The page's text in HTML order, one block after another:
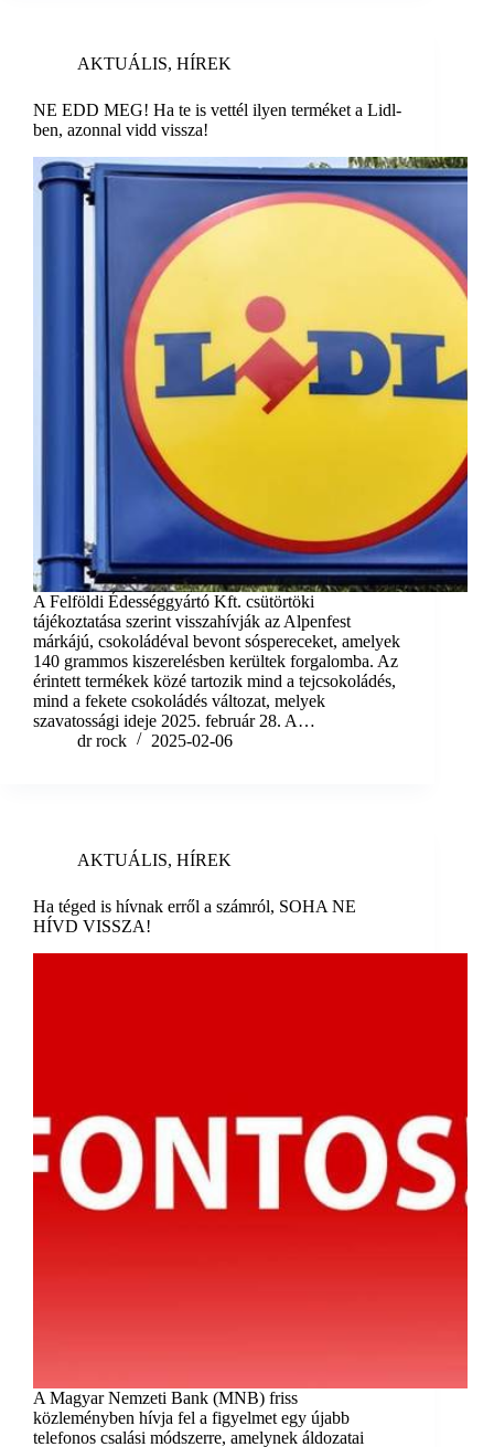
AKTUÁLIS, HÍREK
NE EDD MEG! Ha te is vettél ilyen terméket a Lidl-
ben, azonnal vidd vissza!
A Felföldi Édességgyártó Kft. csütörtöki
tájékoztatása szerint visszahívják az Alpenfest
márkájú, csokoládéval bevont sóspereceket, amelyek
140 grammos kiszerelésben kerültek forgalomba. Az
érintett termékek közé tartozik mind a tejcsokoládés,
mind a fekete csokoládés változat, melyek
szavatossági ideje 2025. február 28. A…
dr rock
2025-02-06
AKTUÁLIS, HÍREK
Ha téged is hívnak erről a számról, SOHA NE
HÍVD VISSZA!
A Magyar Nemzeti Bank (MNB) friss
közleményben hívja fel a figyelmet egy újabb
telefonos csalási módszerre, amelynek áldozatai